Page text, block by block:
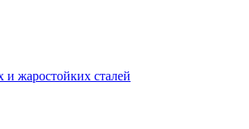
жаростойких сталей